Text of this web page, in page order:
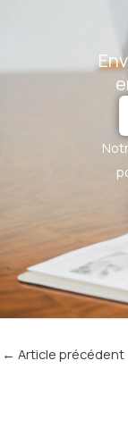
← Article précédent